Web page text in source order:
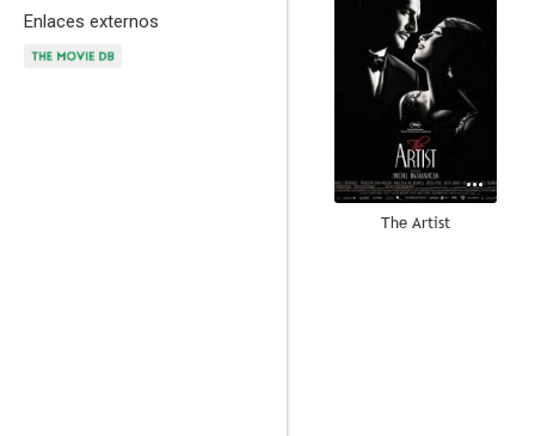
Enlaces externos
The Artist